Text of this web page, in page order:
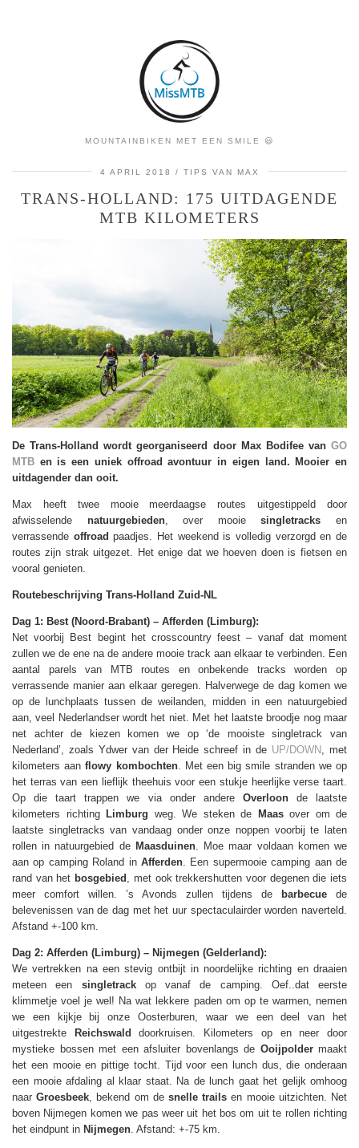
MOUNTAINBIKEN MET EEN SMILE 😃
4 APRIL 2018 TIPS VAN MAX
TRANS-HOLLAND: 175 UITDAGENDE
MTB KILOMETERS
De Trans-Holland wordt georganiseerd door Max Bodifee van GO
MTB en is een uniek offroad avontuur in eigen land. Mooier en
uitdagender dan ooit.
Max heeft twee mooie meerdaagse routes uitgestippeld door
afwisselende natuurgebieden, over mooiesingletracks en
verrassende offroad paadjes. Het weekend is volledig verzorgd en de
routes zijn strak uitgezet. Het enige dat we hoeven doen is fietsen en
vooral genieten.
Routebeschrijving Trans-Holland Zuid-NL
Dag 1: Best (Noord-Brabant) – Afferden (Limburg):
Net voorbij Best begint het crosscountry feest – vanaf dat moment
zullen we de ene na de andere mooie track aan elkaar te verbinden. Een
aantal parels van MTB routes en onbekende tracks worden op
verrassende manier aan elkaar geregen. Halverwege de dag komen we
op de lunchplaats tussen de weilanden, midden in een natuurgebied
aan, veel Nederlandser wordt het niet. Met het laatste broodje nog maar
net achter de kiezen komen we op ‘de mooiste singletrack van
Nederland’, zoals Ydwer van der Heide schreef in de UP/DOWN , met
kilometers aanflowy kombochten. Met een big smile stranden we op
het terras van een lieflijk theehuis voor een stukje heerlijke verse taart.
Op die taart trappen we via onder andere Overloonde laatste
kilometers richting Limburg weg. We steken de Maasover om de
laatste singletracks van vandaag onder onze noppen voorbij te laten
rollen in natuurgebied de Maasduinen. Moe maar voldaan komen we
aan op camping Roland in Afferden . Een supermooie camping aan de
rand van het bosgebied , met ook trekkershutten voor degenen die iets
meer comfort willen. ’s Avonds zullen tijdens de barbecue de
belevenissen van de dag met het uur spectaculairder worden naverteld.
Afstand +-100 km.
Dag 2: Afferden (Limburg) – Nijmegen (Gelderland):
We vertrekken na een stevig ontbijt in noordelijke richting en draaien
meteen een singletrackop vanaf de camping. Oef..dat eerste
klimmetje voel je wel! Na wat lekkere paden om op te warmen, nemen
we een kijkje bij onze Oosterburen, waar we een deel van het
uitgestrekte Reichswald doorkruisen. Kilometers op en neer door
mystieke bossen met een afsluiter bovenlangs de Ooijpoldermaakt
het een mooie en pittige tocht. Tijd voor een lunch dus, die onderaan
een mooie afdaling al klaar staat. Na de lunch gaat het gelijk omhoog
naarGroesbeek , bekend om desnelle trails en mooie uitzichten. Net
boven Nijmegen komen we pas weer uit het bos om uit te rollen richting
het eindpunt in Nijmegen . Afstand: +-75 km.